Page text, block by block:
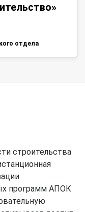
отдела
строительства
программ АПОК